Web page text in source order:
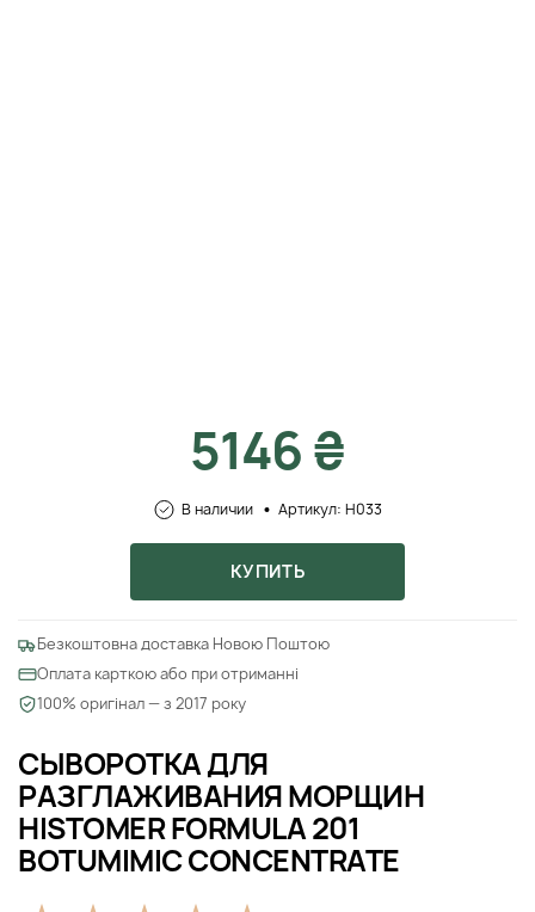
СЫВОРОТКА ДЛЯ
РАЗГЛАЖИВАНИЯ МОРЩИН
HISTOMER FORMULA 201
BOTUMIMIC CONCENTRATE
5146 ₴
В наличии Артикул: H033
КУПИТЬ
Безкоштовна доставка Новою Поштою
Оплата карткою або при отриманні
100% оригінал — з 2017 року